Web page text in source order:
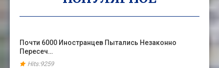
Почти 6000 Иностранцев Пытались Незаконно
Пересеч…
Hits:9259